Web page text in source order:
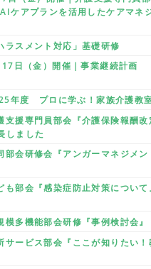
ケアプランを活用したケアマネ
スメント対応」基礎研修
日（金）開催｜事業継続計画
年度 プロに学ぶ！家族介護教
援専門員部会『介護保険報酬改
しました
会研修会『アンガーマネジメン
部会『感染症防止対策について
多機能部会研修『事例検討会』
ービス部会『ここが知りたい！